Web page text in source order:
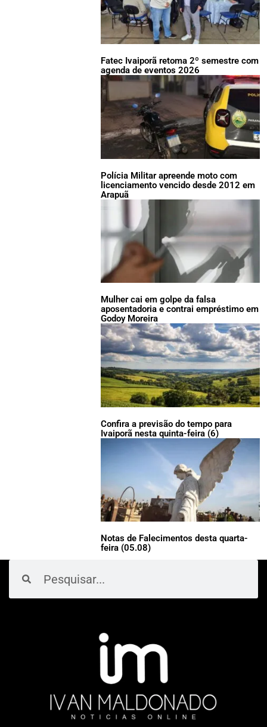
Fatec Ivaiporã retoma 2º semestre com
agenda de eventos 2026
Polícia Militar apreende moto com
licenciamento vencido desde 2012 em
Arapuã
Mulher cai em golpe da falsa
aposentadoria e contrai empréstimo em
Godoy Moreira
Confira a previsão do tempo para
Ivaiporã nesta quinta-feira (6)
Notas de Falecimentos desta quarta-
feira (05.08)